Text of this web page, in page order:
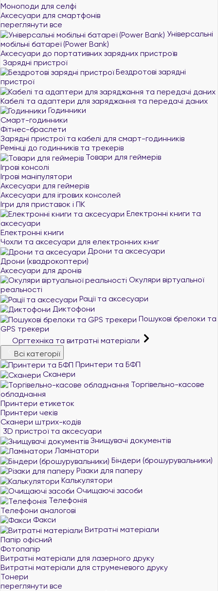
Моноподи для селфі
Аксесуари для смартфонів
переглянути все
Універсальні
мобільні батареї (Power Bank)
Аксесуари до портативних зарядних пристроїв
Зарядні пристрої
Бездротові зарядні
пристрої
Кабелі та адаптери для заряджання та передачі даних
Годинники
Смарт-годинники
Фітнес-браслети
Зарядні пристрої та кабелі для смарт-годинників
Ремінці до годинників та трекерів
Товари для геймерів
Ігрові консолі
Ігрові маніпулятори
Аксесуари для геймерів
Аксесуари для ігрових консолей
Ігри для приставок і ПК
Електронні книги та
аксесуари
Електронні книги
Чохли та аксесуари для електронних книг
Дрони та аксесуари
Дрони (квадрокоптери)
Аксесуари для дронів
Окуляри віртуальної
реальності
Рації та аксесуари
Диктофони
Пошукові брелоки та
GPS трекери
Оргтехніка та витратні матеріали
Всі категорії
Принтери та БФП
Сканери
Торгівельно-касове
обладнання
Принтери етикеток
Принтери чеків
Сканери штрих-кодів
3D пристрої та аксесуари
Знищувачі документів
Ламінатори
Біндери (брошурувальники)
Різаки для паперу
Калькулятори
Очищаючі засоби
Телефонія
Телефони аналогові
Факси
Витратні матеріали
Папір офісний
Фотопапір
Витратні матеріали для лазерного друку
Витратні матеріали для струменевого друку
Тонери
переглянути все